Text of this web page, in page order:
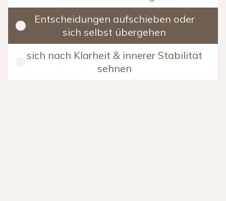
Entscheidungen aufschieben oder
sich selbst übergehen
sich nach Klarheit & innerer Stabilität
sehnen